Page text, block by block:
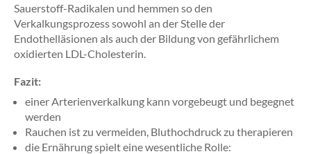
Sauerstoff-Radikalen und hemmen so den
Verkalkungsprozess sowohl an der Stelle der
Endothelläsionen als auch der Bildung von gefährlichem
oxidierten LDL-Cholesterin.
Fazit:
einer Arterienverkalkung kann vorgebeugt und begegnet
werden
Rauchen ist zu vermeiden, Bluthochdruck zu therapieren
die Ernährung spielt eine wesentliche Rolle: